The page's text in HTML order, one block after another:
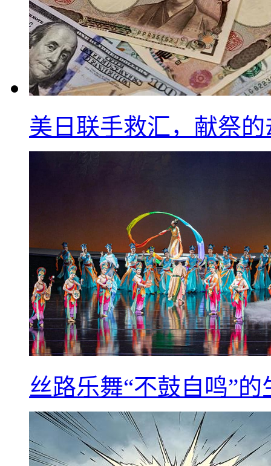
美日联手救汇，献祭
丝路乐舞“不鼓自鸣”